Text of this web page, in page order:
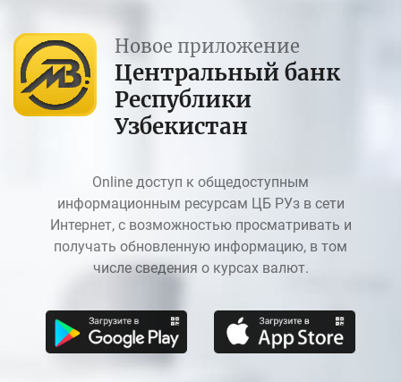
Новое приложение
Центральный банк
Республики
Узбекистан
Online доступ к общедоступным
информационным ресурсам ЦБ РУз в сети
Интернет, с возможностью просматривать и
получать обновленную информацию, в том
числе сведения о курсах валют.